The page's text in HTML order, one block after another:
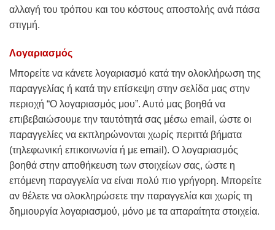
αλλαγή του τρόπου και του κόστους αποστολής ανά πάσα
στιγμή.
Λογαριασμός
Μπορείτε να κάνετε λογαριασμό κατά την ολοκλήρωση της
παραγγελίας ή κατά την επίσκεψη στην σελίδα μας στην
περιοχή “Ο λογαριασμός μου”. Αυτό μας βοηθά να
επιβεβαιώσουμε την ταυτότητά σας μέσω email, ώστε οι
παραγγελίες να εκπληρώνονται χωρίς περιττά βήματα
(τηλεφωνική επικοινωνία ή με email). Ο λογαριασμός
βοηθά στην αποθήκευση των στοιχείων σας, ώστε η
επόμενη παραγγελία να είναι πολύ πιο γρήγορη. Μπορείτε
αν θέλετε να ολοκληρώσετε την παραγγελία και χωρίς τη
δημιουργία λογαριασμού, μόνο με τα απαραίτητα στοιχεία.